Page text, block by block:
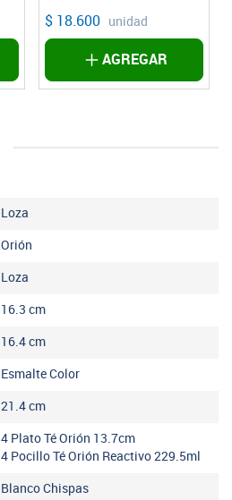
$ 18.600 unidad
AGREGAR
Loza
Orión
Loza
16.3 cm
16.4cm
Esmalte Color
21.4cm
4 Plato Té Orión 13.7cm
4 Pocillo Té Orión Reactivo 229.5ml
Blanco Chispas